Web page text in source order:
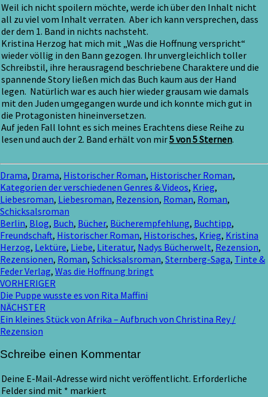
Weil ich nicht spoilern möchte, werde ich über den Inhalt nicht
all zu viel vom Inhalt verraten. Aber ich kann versprechen, dass
der dem 1. Band in nichts nachsteht.
Kristina Herzog hat mich mit „Was die Hoffnung verspricht“
wieder völlig in den Bann gezogen. Ihr unvergleichlich toller
Schreibstil, ihre herausragend beschriebene Charaktere und die
spannende Story ließen mich das Buch kaum aus der Hand
legen. Natürlich war es auch hier wieder grausam wie damals
mit den Juden umgegangen wurde und ich konnte mich gut in
die Protagonisten hineinversetzen.
Auf jeden Fall lohnt es sich meines Erachtens diese Reihe zu
lesen und auch der 2. Band erhält von mir5 von 5 Sternen.
Drama, Drama, Historischer Roman, Historischer Roman,
Kategorien der verschiedenen Genres & Videos, Krieg,
Liebesroman, Liebesroman, Rezension, Roman, Roman,
Schicksalsroman
Berlin, Blog, Buch, Bücher, Bücherempfehlung, Buchtipp,
Freundschaft, Historischer Roman, Historisches, Krieg, Kristina
Herzog, Lektüre, Liebe, Literatur, Nadys Bücherwelt, Rezension,
Rezensionen, Roman, Schicksalsroman, Sternberg-Saga, Tinte &
Feder Verlag, Was die Hoffnung bringt
Beitragsnavigation
VORHERIGER
Die Puppe wusste es von Rita Maffini
NÄCHSTER
Ein kleines Stück von Afrika – Aufbruch von Christina Rey /
Rezension
Schreibe einen Kommentar
Deine E-Mail-Adresse wird nicht veröffentlicht. Erforderliche
Felder sind mit * markiert